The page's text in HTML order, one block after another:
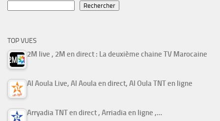
Rechercher
TOP VUES
2M live , 2M en direct : La deuxième chaine TV Marocaine
Al Aoula Live, Al Aoula en direct, Al Oula TNT en ligne
Arryadia TNT en direct , Arriadia en ligne ,…